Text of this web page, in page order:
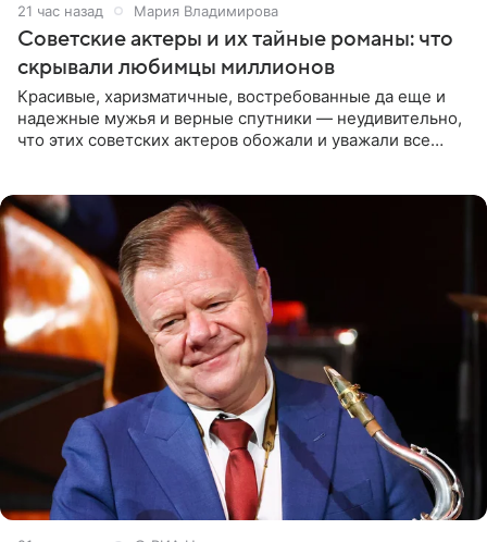
21 час назад Мария Владимирова
Советские актеры и их тайные романы: что
скрывали любимцы миллионов
Красивые, харизматичные, востребованные да еще и
надежные мужья и верные спутники — неудивительно,
что этих советских актеров обожали и уважали все